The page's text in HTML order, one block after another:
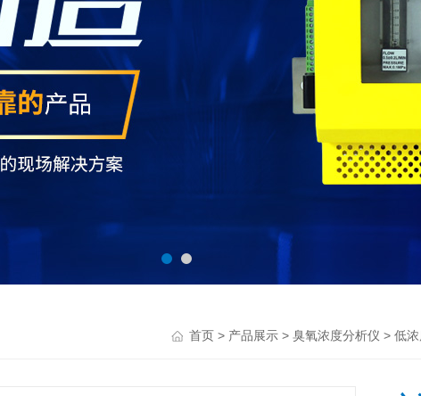
首页 > 产品展示 > 臭氧浓度分析仪 > 低